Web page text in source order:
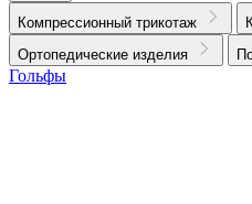
Компрессионный трикотаж
Ортопедические изделия
Гольфы